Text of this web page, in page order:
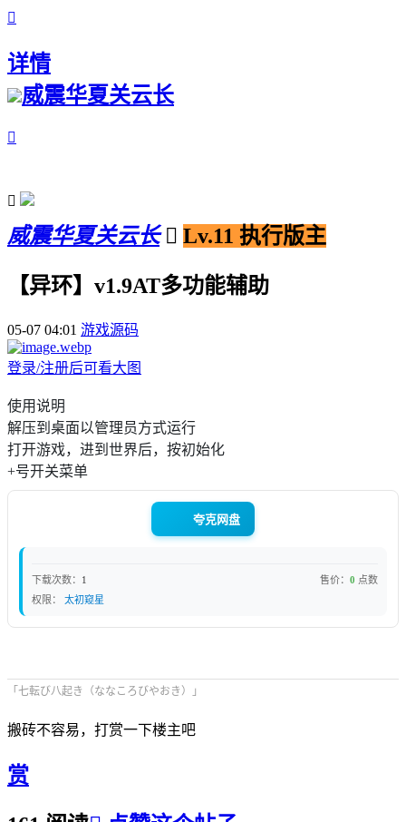

详情
威震华夏关云长


威震华夏关云长  Lv.11 执行版主
【异环】v1.9AT多功能辅助
05-07 04:01 游戏源码
登录/注册后可看大图
使用说明
解压到桌面以管理员方式运行
打开游戏，进到世界后，按初始化
+号开关菜单
夸克网盘
下载次数： 1 售价： 0 点数
权限：
太初窥星
「七転び八起き（ななころびやおき）」
搬砖不容易，打赏一下楼主吧
赏